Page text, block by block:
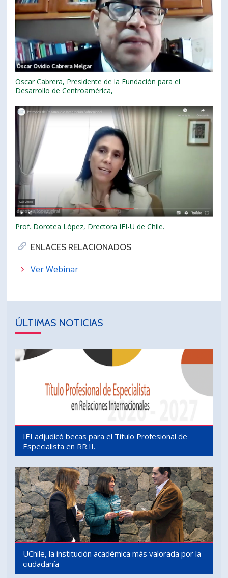
Oscar Cabrera, Presidente de la Fundación para el
Desarrollo de Centroamérica,
Prof. Dorotea López, Drectora IEI-U de Chile.
ENLACES RELACIONADOS
Ver Webinar
ÚLTIMAS NOTICIAS
IEI adjudicó becas para el Título Profesional de
Especialista en RR.II.
UChile, la institución académica más valorada por la
ciudadanía